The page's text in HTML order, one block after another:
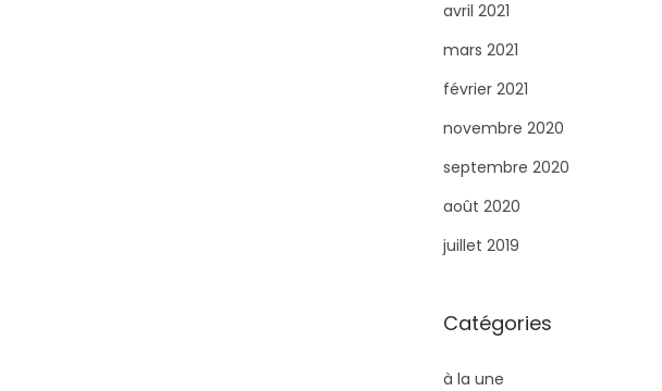
avril 2021
mars 2021
février 2021
novembre 2020
septembre 2020
août 2020
juillet 2019
Catégories
à la une